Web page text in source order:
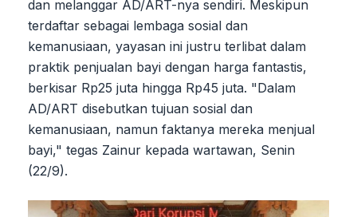
dan melanggar AD/ART-nya sendiri. Meskipun
terdaftar sebagai lembaga sosial dan
kemanusiaan, yayasan ini justru terlibat dalam
praktik penjualan bayi dengan harga fantastis,
berkisar Rp25 juta hingga Rp45 juta. "Dalam
AD/ART disebutkan tujuan sosial dan
kemanusiaan, namun faktanya mereka menjual
bayi," tegas Zainur kepada wartawan, Senin
(22/9).